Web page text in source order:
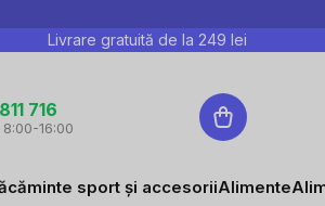
Livrare gratuită de la 249 lei
716
16:00
Coş
de
sport și accesoriiAlimente